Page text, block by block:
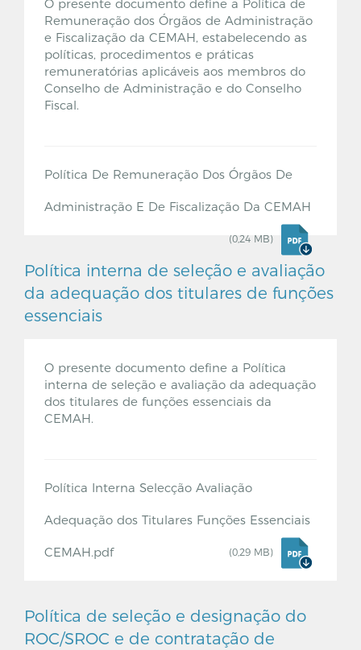
O presente documento define a Política de
Remuneração dos Órgãos de Administração
e Fiscalização da CEMAH, estabelecendo as
políticas, procedimentos e práticas
remuneratórias aplicáveis aos membros do
Conselho de Administração e do Conselho
Fiscal.
Política De Remuneração Dos Órgãos De
Administração E De Fiscalização Da CEMAH
(0,24 MB)
Política interna de seleção e avaliação
da adequação dos titulares de funções
essenciais
O presente documento define a Política
interna de seleção e avaliação da adequação
dos titulares de funções essenciais da
CEMAH.
Política Interna Selecção Avaliação
Adequação dos Titulares Funções Essenciais
CEMAH.pdf (0,29 MB)
Política de seleção e designação do
ROC/SROC e de contratação de